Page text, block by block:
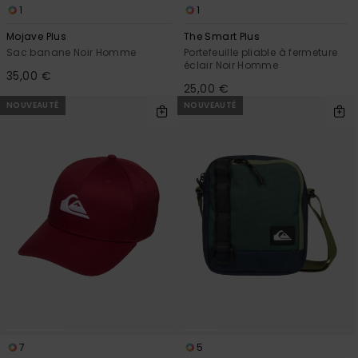
1
Mojave Plus
Sac banane Noir Homme
35,00 €
1
The Smart Plus
Portefeuille pliable à fermeture
éclair Noir Homme
25,00 €
NOUVEAUTÉ
7
NOUVEAUTÉ
5